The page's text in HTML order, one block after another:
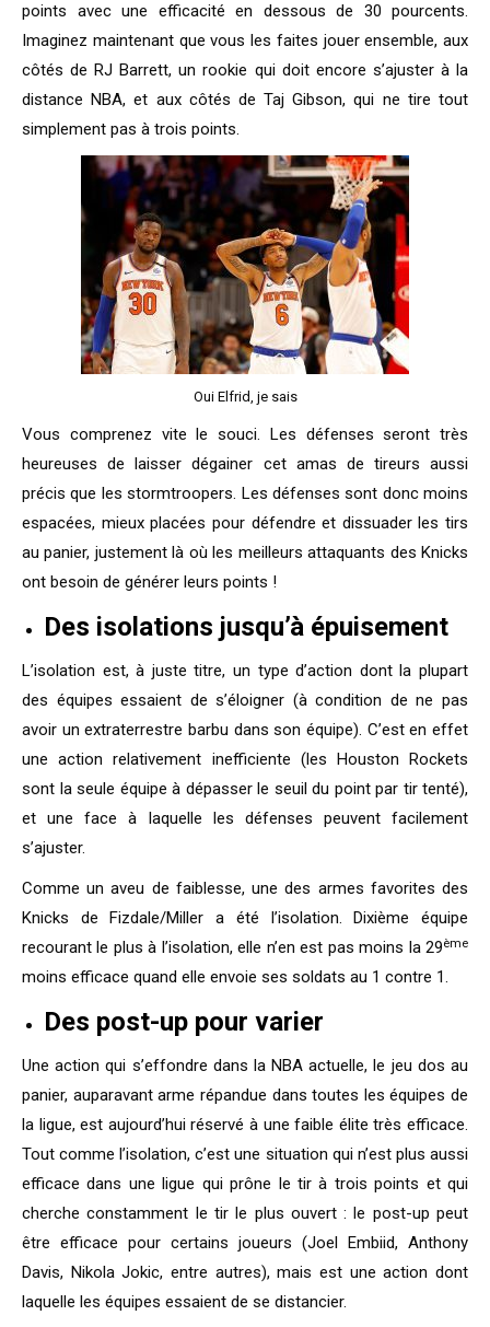
points avec une efficacité en dessous de 30 pourcents.
Imaginez maintenant que vous les faites jouer ensemble, aux
côtés de RJ Barrett, un rookie qui doit encore s’ajuster à la
distance NBA, et aux côtés de Taj Gibson, qui ne tire tout
simplement pas à trois points.
Oui Elfrid, je sais
Vous comprenez vite le souci. Les défenses seront très
heureuses de laisser dégainer cet amas de tireurs aussi
précis que les stormtroopers. Les défenses sont donc moins
espacées, mieux placées pour défendre et dissuader les tirs
au panier, justement là où les meilleurs attaquants des Knicks
ont besoin de générer leurs points !
Des isolations jusqu’à épuisement
L’isolation est, à juste titre, un type d’action dont la plupart
des équipes essaient de s’éloigner (à condition de ne pas
avoir un extraterrestre barbu dans son équipe). C’est en effet
une action relativement inefficiente (les Houston Rockets
sont la seule équipe à dépasser le seuil du point par tir tenté),
et une face à laquelle les défenses peuvent facilement
s’ajuster.
Comme un aveu de faiblesse, une des armes favorites des
Knicks de Fizdale/Miller a été l’isolation. Dixième équipe
recourant le plus à l’isolation, elle n’en est pas moins la 29ème
moins efficace quand elle envoie ses soldats au 1 contre 1.
Des post-up pour varier
Une action qui s’effondre dans la NBA actuelle, le jeu dos au
panier, auparavant arme répandue dans toutes les équipes de
la ligue, est aujourd’hui réservé à une faible élite très efficace.
Tout comme l’isolation, c’est une situation qui n’est plus aussi
efficace dans une ligue qui prône le tir à trois points et qui
cherche constamment le tir le plus ouvert : le post-up peut
être efficace pour certains joueurs (Joel Embiid, Anthony
Davis, Nikola Jokic, entre autres), mais est une action dont
laquelle les équipes essaient de se distancier.